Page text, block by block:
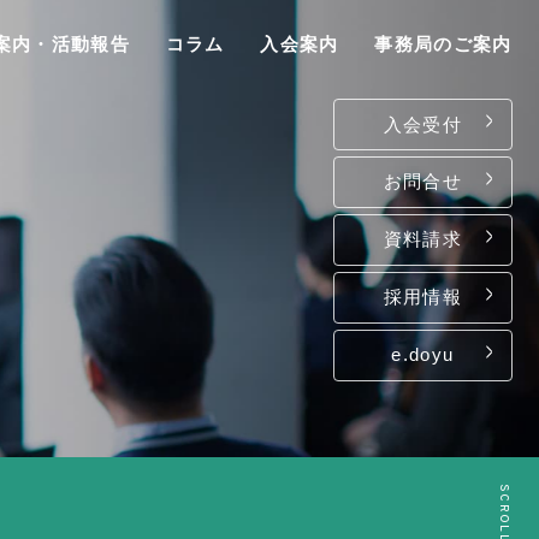
内・活動報告 コラム 入会案内 事務局のご案内
入会受付
お問合せ
資料請求
採用情報
e.doyu
SCROLL